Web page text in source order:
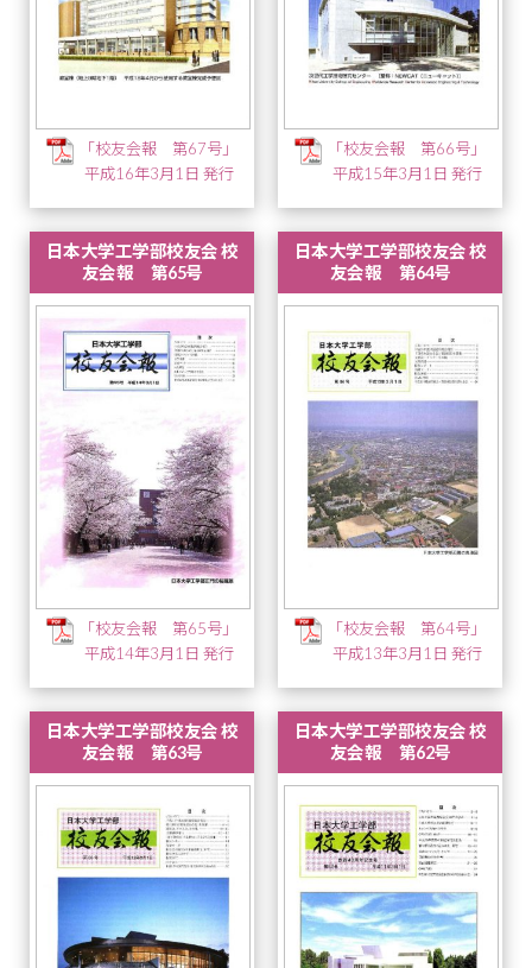
「校友会報 第67号」
平成16年3月1日 発行
「校友会報 第66号」
平成15年3月1日 発行
日本大学工学部校友会 校
友会報 第65号
「校友会報 第65号」
平成14年3月1日 発行
日本大学工学部校友会 校
友会報 第64号
「校友会報 第64号」
平成13年3月1日 発行
日本大学工学部校友会 校
友会報 第63号
日本大学工学部校友会 校
友会報 第62号